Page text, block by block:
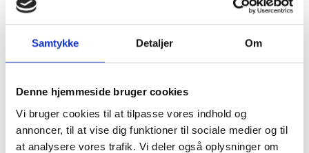
Samtykke Detaljer Om
Denne hjemmeside bruger cookies
Vi bruger cookies til at tilpasse vores indhold og
annoncer, til at vise dig funktioner til sociale medier og til
at analysere vores trafik. Vi deler også oplysninger om